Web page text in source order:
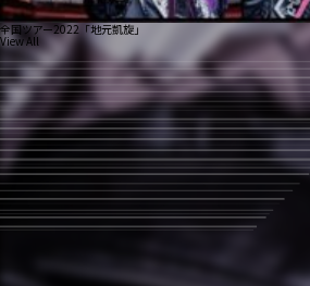
全国ツアー2022「地元凱旋」
View All